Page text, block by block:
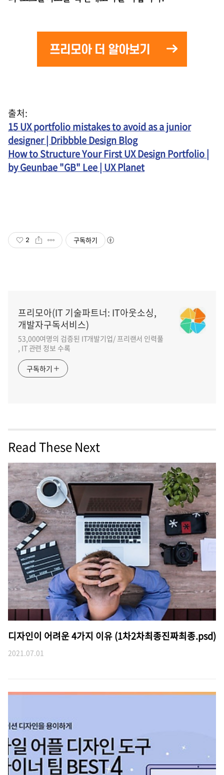
출처:
15 UX portfolio mistakes to avoid as a junior
designer | Dribbble Design Blog
How to Structure Your First UX Design Portfolio |
by Geunbae "GB" Lee | UX Planet
2 구독하기
프리모아(IT 기술파트너: IT아웃소싱,
개발자구독서비스)
53,000여명의 검증된 IT개발기업/ 프리랜서 인력풀
, IT 관련 정보 수록
구독하기
Read These Next
디자인이 어려운 4가지 이유 (1차2차최종진짜최종.psd)
2021.07.01